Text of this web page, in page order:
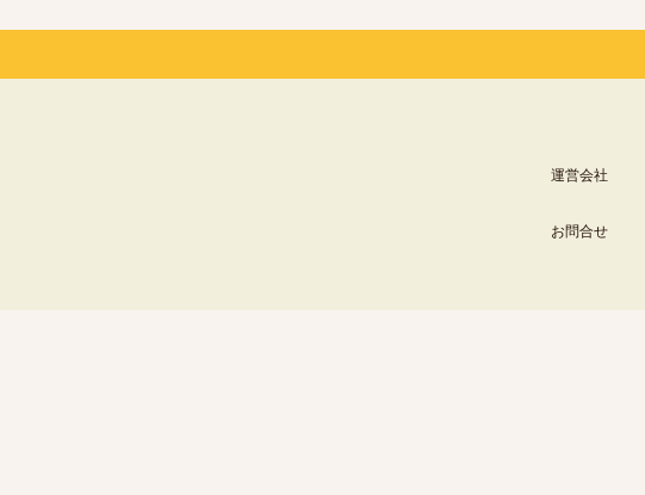
運営会社
お問合せ